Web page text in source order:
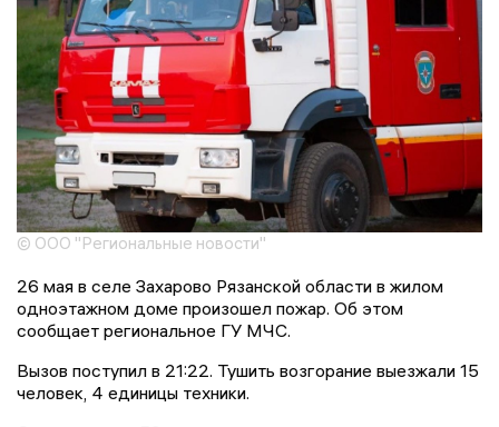
© ООО "Региональные новости"
26 мая в селе Захарово Рязанской области в жилом
одноэтажном доме произошел пожар. Об этом
сообщает региональное ГУ МЧС.
Вызов поступил в 21:22. Тушить возгорание выезжали 15
человек, 4 единицы техники.